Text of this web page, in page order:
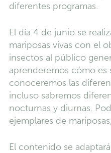
diferentes programas.
El día 4 de junio se
mariposas vivas con el
insectos al público
aprenderemos cómo es
conoceremos las
incluso sabremos
nocturnas y diurnas.
ejemplares de
El contenido se